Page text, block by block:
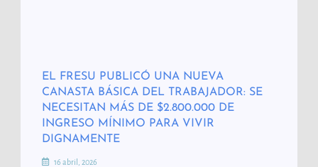
EL FRESU PUBLICÓ UNA NUEVA
CANASTA BÁSICA DEL TRABAJADOR: SE
NECESITAN MÁS DE $2.800.000 DE
INGRESO MÍNIMO PARA VIVIR
DIGNAMENTE
16 abril, 2026